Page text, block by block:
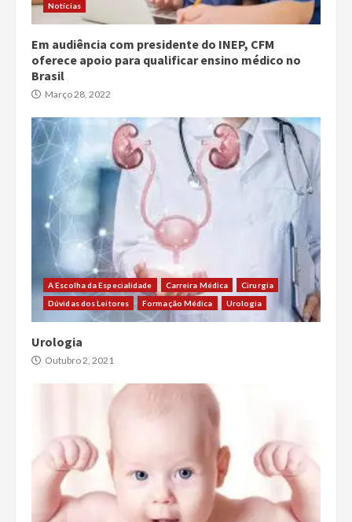
Notícias
Em audiência com presidente do INEP, CFM
oferece apoio para qualificar ensino médico no
Brasil
Março 28, 2022
A Escolha da Especialidade Carreira Médica
Cirurgia
Dúvidas dos Leitores
Formação Médica Urologia
Urologia
Outubro 2, 2021